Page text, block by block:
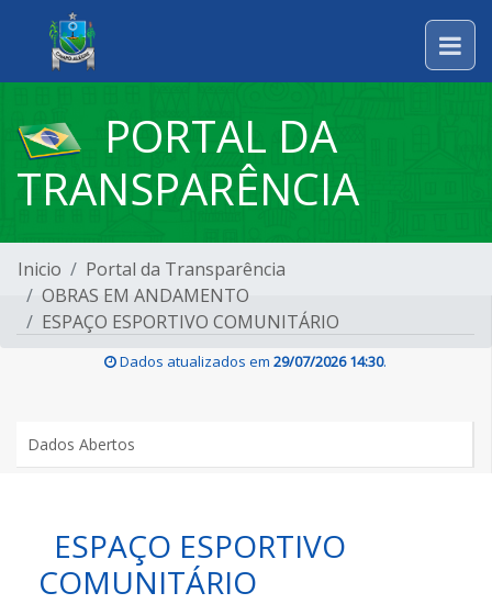
PORTAL DA
TRANSPARÊNCIA
Inicio
Portal da Transparência
OBRAS EM ANDAMENTO
ESPAÇO ESPORTIVO COMUNITÁRIO
Dados atualizados em 29/07/2026 14:30.
Dados Abertos
ESPAÇO ESPORTIVO
COMUNITÁRIO